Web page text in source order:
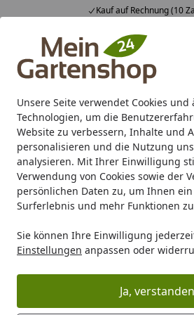
Unsere Seite verwendet Cookies und
Technologien, um die
Website zu verbessern, Inhalte und
personalisieren und die Nutzung
analysieren. Mit Ihrer Einwilligung
Verwendung von Cookies sowie der
persönlichen Daten zu, um Ihnen
Surferlebnis und mehr Funktionen
Sie können Ihre Einwilligung
Einstellungen anpassen oder
Ja, verstanden
Kauf auf Rechnung (10
Alle Produkte
Mein Konto
Suchen
Karibu Pools inkl. gratis
Starterset (Gesamtwert
Startseite
Freizeit Swimming Pool
Poolkescher & Bürsten
Ihre Artikelübersicht